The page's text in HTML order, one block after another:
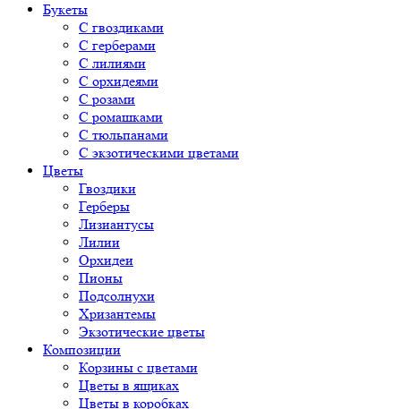
Букеты
С гвоздиками
С герберами
С лилиями
С орхидеями
С розами
С ромашками
С тюльпанами
С экзотическими цветами
Цветы
Гвоздики
Герберы
Лизиантусы
Лилии
Орхидеи
Пионы
Подсолнухи
Хризантемы
Экзотические цветы
Композиции
Корзины с цветами
Цветы в ящиках
Цветы в коробках